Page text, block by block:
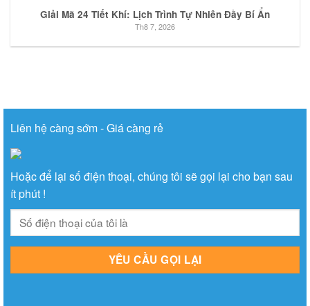
Giải Mã 24 Tiết Khí: Lịch Trình Tự Nhiên Đầy Bí Ẩn
Th8 7, 2026
Liên hệ càng sớm - Giá càng rẻ
Hoặc để lại số điện thoại, chúng tôi sẽ gọi lại cho bạn sau
ít phút !